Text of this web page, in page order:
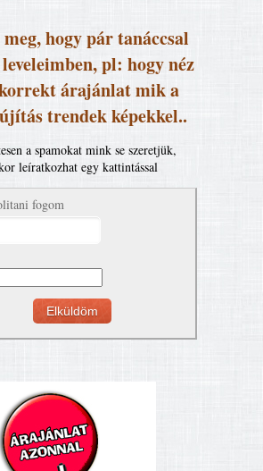
hogy pár tanáccsal
pl: hogy néz
árajánlat mik a
trendek képekkel..
a spamokat mink se szeretjük,
leíratkozhat egy kattintással
fogom